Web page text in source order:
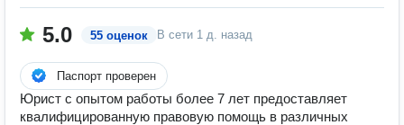
5.0 55 оценок В сети 1 д. назад
Паспорт проверен
Юрист с опытом работы более 7 лет предоставляет
квалифицированную правовую помощь в различных